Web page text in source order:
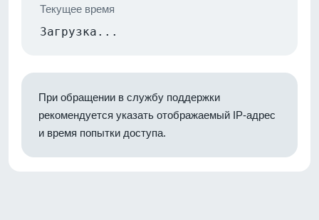
Текущее время
Загрузка...
При обращении в службу поддержки
рекомендуется указать отображаемый IP-адрес
и время попытки доступа.